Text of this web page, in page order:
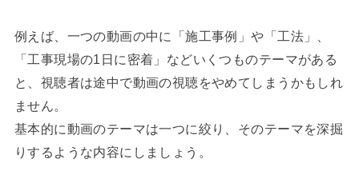
例えば、一つの動画の中に「施工事例」や「工法」、
「工事現場の1日に密着」などいくつものテーマがある
と、視聴者は途中で動画の視聴をやめてしまうかもしれ
ません。
基本的に動画のテーマは一つに絞り、そのテーマを深掘
りするような内容にしましょう。